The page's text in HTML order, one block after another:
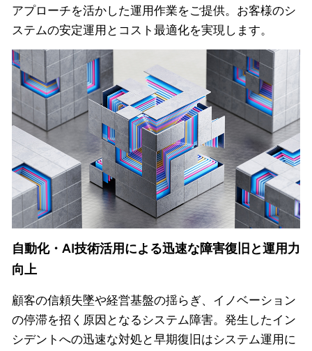
アプローチを活かした運用作業をご提供。お客様のシ
ステムの安定運用とコスト最適化を実現します。
自動化・AI技術活用による迅速な障害復旧と運用力
向上
顧客の信頼失墜や経営基盤の揺らぎ、イノベーション
の停滞を招く原因となるシステム障害。発生したイン
シデントへの迅速な対処と早期復旧はシステム運用に